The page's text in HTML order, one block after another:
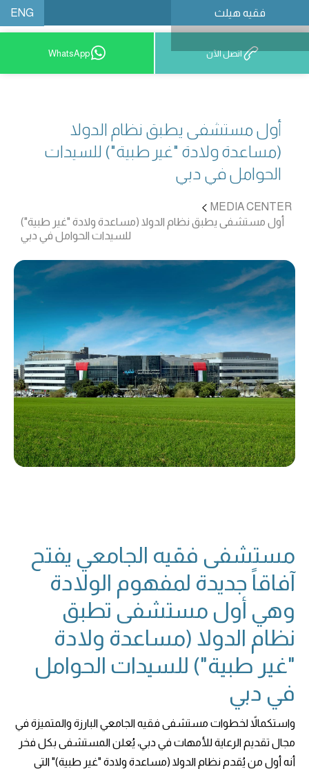
فقيه هيلث ENG
احجز موعدًا اتصل الآن WhatsApp
أول مستشفى يطبق نظام الدولا
(مساعدة ولادة "غير طبية") للسيدات
الحوامل في دبي
MEDIA CENTER
أول مستشفى يطبق نظام الدولا (مساعدة ولادة "غير طبية")
للسيدات الحوامل في دبي
مستشفى فقيه الجامعي يفتح
آفاقاً جديدة لمفهوم الولادة
وهي أول مستشفى تطبق
نظام الدولا (مساعدة ولادة
"غير طبية") للسيدات الحوامل
في دبي
واستكمالاً لخطوات مستشفى فقيه الجامعي البارزة والمتميزة في
مجال تقديم الرعاية للأمهات في دبي، يُعلن المستشفى بكل فخر
أنه أول من يُقدم نظام الدولا (مساعدة ولادة "غير طبية)" التي